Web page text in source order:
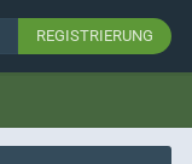
REGISTRIERUNG